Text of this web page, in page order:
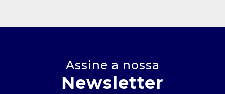
Assine a nossa
Newsletter